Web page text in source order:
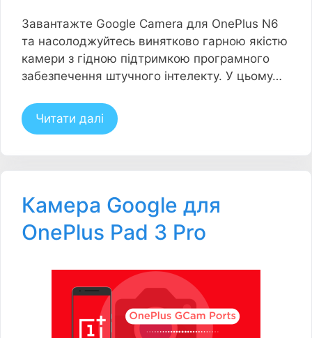
Завантажте Google Camera для OnePlus N6
та насолоджуйтесь винятково гарною якістю
камери з гідною підтримкою програмного
забезпечення штучного інтелекту. У цьому…
Читати далі
Камера Google для
OnePlus Pad 3 Pro